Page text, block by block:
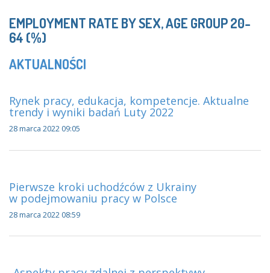
EMPLOYMENT RATE BY SEX, AGE GROUP 20-
64 (%)
AKTUALNOŚCI
Rynek pracy, edukacja, kompetencje. Aktualne
trendy i wyniki badań Luty 2022
28 marca 2022 09:05
Pierwsze kroki uchodźców z Ukrainy
w podejmowaniu pracy w Polsce
28 marca 2022 08:59